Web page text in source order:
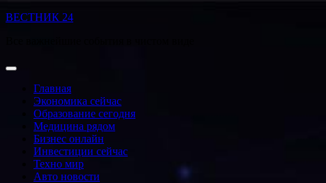
Перейти
ВЕСТНИК 24
Главная
Экономика сейчас
Образование сегодня
Медицина рядом
Бизнес онлайн
Инвестиции сейчас
Техно мир
Авто новости